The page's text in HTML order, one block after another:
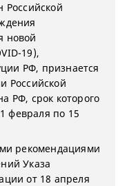
Российской
новой
19),
РФ, признается
Российской
РФ, срок которого
февраля по 15
рекомендациями
Указа
от 18 апреля